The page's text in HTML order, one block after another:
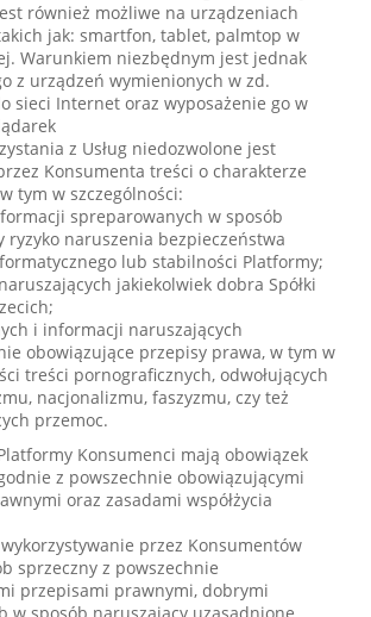
również możliwe na urządzeniach
jak: smartfon, tablet, palmtop w
Warunkiem niezbędnym jest jednak
z urządzeń wymienionych w zd.
sieci Internet oraz wyposażenie go w
z Usług niedozwolone jest
Konsumenta treści o charakterze
tym w szczególności:
spreparowanych w sposób
ryzyko naruszenia bezpieczeństwa
lub stabilności Platformy;
jakiekolwiek dobra Spółki
i informacji naruszających
obowiązujące przepisy prawa, w tym w
treści pornograficznych, odwołujących
nacjonalizmu, faszyzmu, czy też
przemoc.
Konsumenci mają obowiązek
z powszechnie obowiązującymi
oraz zasadami współżycia
przez Konsumentów
sprzeczny z powszechnie
przepisami prawnymi, dobrymi